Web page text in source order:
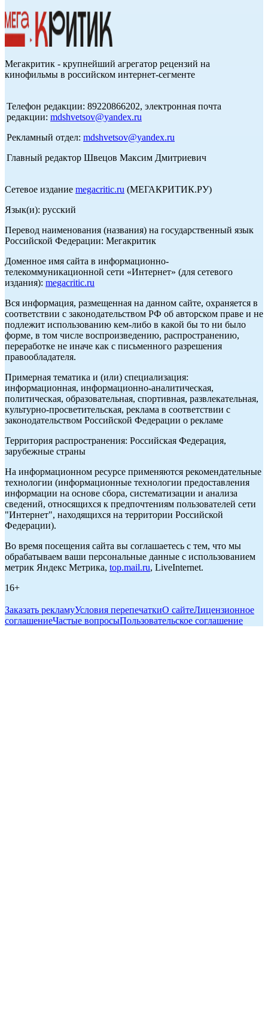
Мегакритик - крупнейший агрегатор рецензий на
кинофильмы в российском интернет-сегменте
Телефон редакции: 89220866202, электронная почта
редакции: mdshvetsov@yandex.ru
Рекламный отдел: mdshvetsov@yandex.ru
Главный редактор Швецов Максим Дмитриевич
Сетевое издание megacritic.ru (МЕГАКРИТИК.РУ)
Язык(и): русский
Перевод наименования (названия) на государственный язык
Российской Федерации: Мегакритик
Доменное имя сайта в информационно-
телекоммуникационной сети «Интернет» (для сетевого
издания): megacritic.ru
Вся информация, размещенная на данном сайте, охраняется в
соответствии с законодательством РФ об авторском праве и не
подлежит использованию кем-либо в какой бы то ни было
форме, в том числе воспроизведению, распространению,
переработке не иначе как с письменного разрешения
правообладателя.
Примерная тематика и (или) специализация:
информационная, информационно-аналитическая,
политическая, образовательная, спортивная, развлекательная,
культурно-просветительская, реклама в соответствии с
законодательством Российской Федерации о рекламе
Территория распространения: Российская Федерация,
зарубежные страны
На информационном ресурсе применяются рекомендательные
технологии (информационные технологии предоставления
информации на основе сбора, систематизации и анализа
сведений, относящихся к предпочтениям пользователей сети
"Интернет", находящихся на территории Российской
Федерации).
Во время посещения сайта вы соглашаетесь с тем, что мы
обрабатываем ваши персональные данные с использованием
метрик Яндекс Метрика, top.mail.ru, LiveInternet.
16+
Заказать рекламуУсловия перепечаткиО сайтеЛицензионное
соглашениеЧастые вопросыПользовательское соглашение